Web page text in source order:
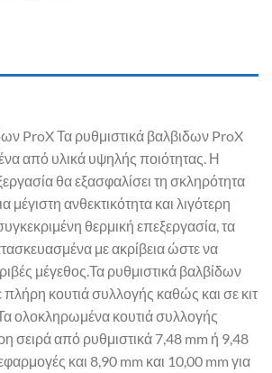
ProX Τα ρυθμιστικά βαλβιδων ProX
από υλικά υψηλής ποιότητας. Η
θα εξασφαλίσει τη σκληρότητα
μέγιστη ανθεκτικότητα και λιγότερη
θερμική επεξεργασία, τα
με ακρίβεια ώστε να
μέγεθος.Τα ρυθμιστικά βαλβίδων
πλήρη κουτιά συλλογής καθώς και σε κιτ
ολοκληρωμένα κουτιά συλλογής
σειρά από ρυθμιστικά 7,48 mm ή 9,48
και 8,90 mm και 10,00 mm για